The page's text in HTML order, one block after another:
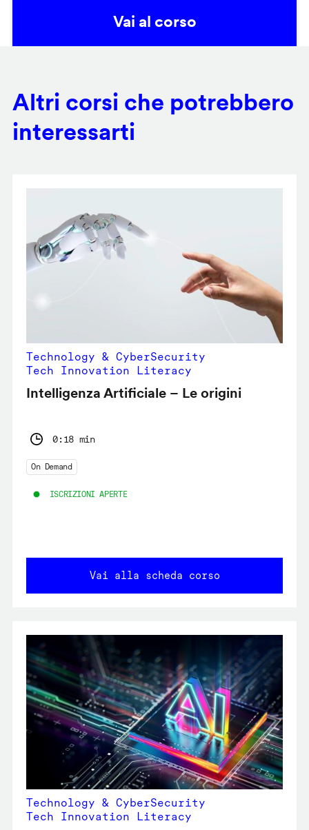
Vai al corso
Altri corsi che potrebbero
interessarti
Technology & CyberSecurity
Tech Innovation Literacy
Intelligenza Artificiale – Le origini
0:18 min
On Demand
ISCRIZIONI APERTE
Vai alla scheda corso
Technology & CyberSecurity
Tech Innovation Literacy